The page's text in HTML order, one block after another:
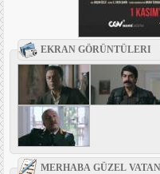
EKRAN GÖRÜNTÜLERI
MERHABA GÜZEL